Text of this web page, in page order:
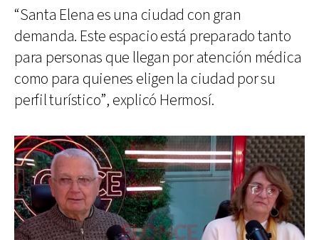
“Santa Elena es una ciudad con gran
demanda. Este espacio está preparado tanto
para personas que llegan por atención médica
como para quienes eligen la ciudad por su
perfil turístico”, explicó Hermosí.